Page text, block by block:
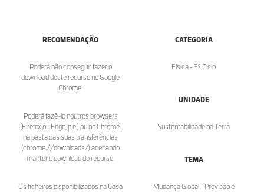
RECOMENDAÇÃO
Poderá não conseguir fazer o
download deste recurso no Google
Chrome.
Poderá fazê-lo noutros browsers
(Firefox ou Edge, p.e.) ou no Chrome,
na pasta das suas transferências
(chrome://downloads/) aceitando
manter o download do recurso.
Os ficheiros disponibilizados na Casa
CATEGORIA
Física - 3º Ciclo
UNIDADE
Sustentabilidade na Terra
TEMA
Mudança Global - Previsão e